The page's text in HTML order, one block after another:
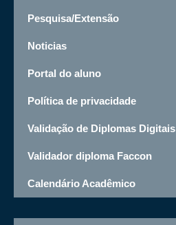
Pesquisa/Extensão
Noticias
Portal do aluno
Política de privacidade
Validação de Diplomas Digitais
Validador diploma Faccon
Calendário Acadêmico